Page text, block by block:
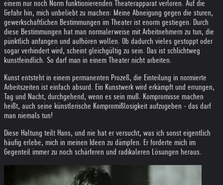
einem nur noch Norm funktionierenden Theaterapparat verloren. Auf die
Gefahr hin, mich unbeliebt zu machen: Meine Abneigung gegen die sturen,
gewerkschaftlichen Bestimmungen im Theater ist enorm gestiegen. Durch
diese Bestimmungen hat man normalerweise mit Arbeitnehmern zu tun, die
pünktlich anfangen und aufhören wollen. Ob dadurch vieles gestoppt oder
sogar verhindert wird, scheint gleichgültig zu sein. Das ist schlichtweg
kunstfeindlich. So darf man in einem Theater nicht arbeiten.
Kunst entsteht in einem permanenten Prozeß, die Einteilung in normierte
Arbeitszeiten ist einfach absurd. Ein Kunstwerk wird erkämpft und errungen,
Tag und Nacht, durchgehend, wenn es sein muß. Kompromisse machen
heißt, auch seine künstlerische Kompromißlosigkeit aufzugeben - das darf
man niemals tun!
Diese Haltung teilt Hans, und nie hat er versucht, was ich sonst eigentlich
häufig erlebe, mich in meinen Ideen zu dämpfen. Er forderte mich im
Gegenteil immer zu noch schärferen und radikaleren Lösungen heraus.